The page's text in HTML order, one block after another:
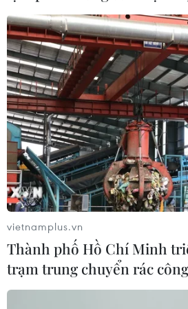
lược toàn diện Việt Nam-Thái
04/08/2026 23:22
Nâng cao nhận thức về vai trò
động, tích cực của Việt Nam
ASEAN
04/08/2026 14:09
Việt Nam-Lào đẩy mạnh hợp
luận và chính trị
04/08/2026 13:39
vietnamplus.vn
Thành phố Hồ Chí Minh
trạm trung chuyển rác